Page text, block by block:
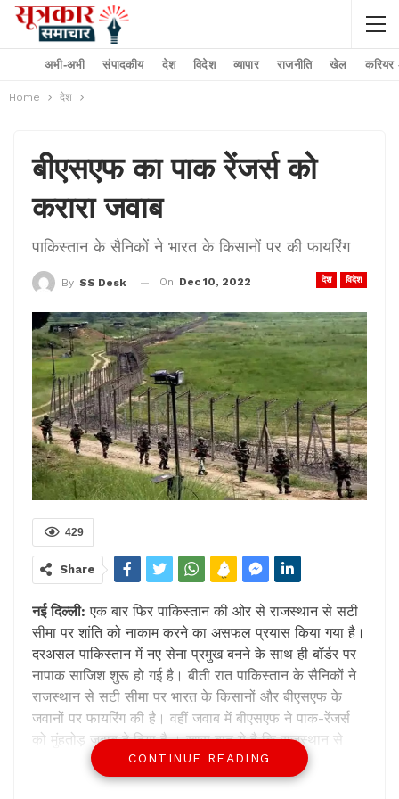
अभी-अभी संपादकीय देश विदेश व्यापार राजनीति खेल करियर
Home देश
बीएसएफ का पाक रेंजर्स को
करारा जवाब
पाकिस्तान के सैनिकों ने भारत के किसानों पर की फायरिंग
देश विदेश
By SS Desk On Dec 10, 2022
429
Share
नई दिल्ली: एक बार फिर पाकिस्तान की ओर से राजस्थान से सटी
सीमा पर शांति को नाकाम करने का असफल प्रयास किया गया है।
दरअसल पाकिस्तान में नए सेना प्रमुख बनने के साथ ही बॉर्डर पर
नापाक साजिश शुरू हो गई है। बीती रात पाकिस्तान के सैनिकों ने
राजस्थान से सटी सीमा पर भारत के किसानों और बीएसएफ के
जवानों पर फायरिंग की है। वहीं जवाब में बीएसएफ ने पाक-रेंजर्स
को मुंहतोड़ जवाब दे दिया है । खास बात ये है कि राजस्थान से
सटी सीमा पर पिछले कई सालों में भारत और पाकिस्तान के बीच
क्रॉस-बॉर्डर फायरिंग की कोई घटना सामने नहीं आई थी, क्योंकि
CONTINUE READING